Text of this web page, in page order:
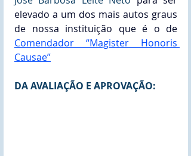
elevado a um dos mais autos graus
Comendador “Magister Honoris
Causae”
DA AVALIAÇÃO E APROVAÇÃO: